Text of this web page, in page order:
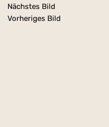
Nächstes Bild
Vorheriges Bild